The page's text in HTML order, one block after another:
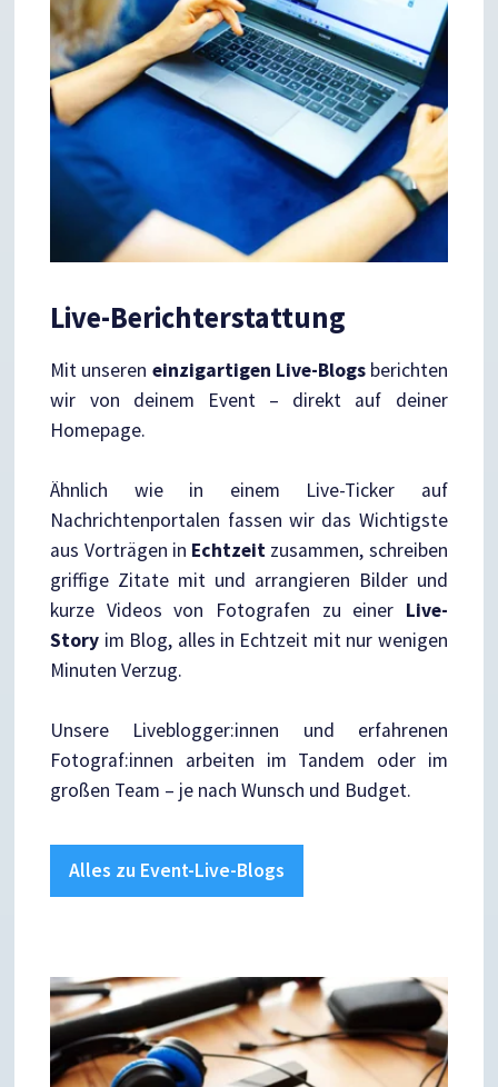
Live-Berichterstattung
Mit unseren einzigartigen Live-Blogsberichten
wir von deinem Event – direkt auf deiner
Homepage.
Ähnlich wie in einem Live-Ticker auf
Nachrichtenportalen fassen wir das Wichtigste
aus Vorträgen in Echtzeit zusammen, schreiben
griffige Zitate mit und arrangieren Bilder und
kurze Videos von Fotografen zu einer Live-
Story im Blog, alles in Echtzeit mit nur wenigen
Minuten Verzug.
Unsere Liveblogger:innen und erfahrenen
Fotograf:innen arbeiten im Tandem oder im
großen Team – je nach Wunsch und Budget.
Alles zu Event-Live-Blogs